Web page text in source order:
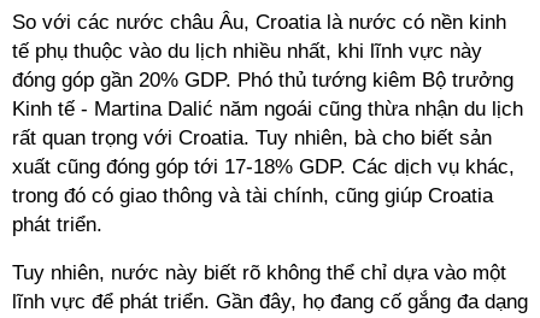
So với các nước châu Âu, Croatia là nước có nền kinh
tế phụ thuộc vào du lịch nhiều nhất, khi lĩnh vực này
đóng góp gần 20% GDP. Phó thủ tướng kiêm Bộ trưởng
Kinh tế - Martina Dalić năm ngoái cũng thừa nhận du lịch
rất quan trọng với Croatia. Tuy nhiên, bà cho biết sản
xuất cũng đóng góp tới 17-18% GDP. Các dịch vụ khác,
trong đó có giao thông và tài chính, cũng giúp Croatia
phát triển.
Tuy nhiên, nước này biết rõ không thể chỉ dựa vào một
lĩnh vực để phát triển. Gần đây, họ đang cố gắng đa dạng